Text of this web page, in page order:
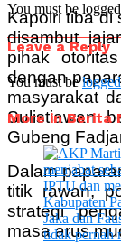
Kapolri tiba di
disambut
pihak
dengan
masyarakat
Sulistiawan
Gubeng
Dalam
titik rawan,
strategi
masa arus
You must be
Leave a Reply
You must be
More in Berita